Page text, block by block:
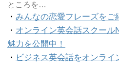
ところを…
・ みんなの恋愛フレーズをご
・ オンライン英会話スクール
魅力を公開中！
・ ビジネス英会話をオンライ